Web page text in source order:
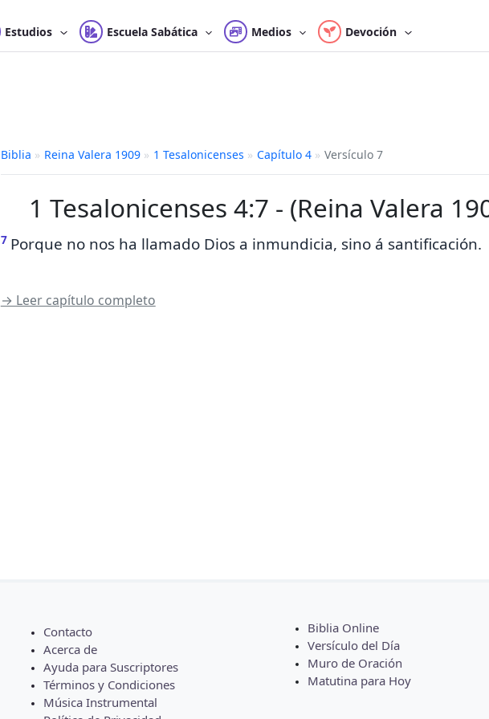
Estudios Escuela Sabática Medios Devoción
Biblia » Reina Valera 1909 » 1 Tesalonicenses » Capítulo 4 » Versículo 7
1 Tesalonicenses 4:7 - (Reina Valera
7 Porque no nos ha llamado Dios a inmundicia, sino á santificación.
→ Leer capítulo completo
Contacto
Acerca de
Ayuda para Suscriptores
Términos y Condiciones
Música Instrumental
Biblia Online
Versículo del Día
Muro de Oración
Matutina para Hoy